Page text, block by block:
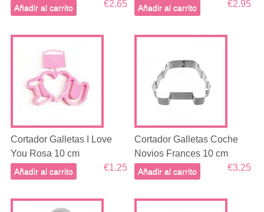
€2.65
Añadir al carrito
€2.95
Añadir al carrito
Cortador Galletas I Love
You Rosa 10 cm
€1.25
Añadir al carrito
Cortador Galletas Coche
Novios Frances 10 cm
€3.25
Añadir al carrito